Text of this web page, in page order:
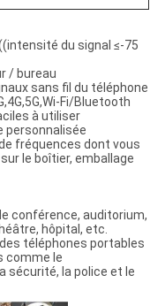
du signal ≤-75
/ bureau
sans fil du téléphone
Fi/Bluetooth
à utiliser
personnalisée
fréquences dont vous
le boîtier, emballage
conférence, auditorium,
hôpital, etc.
téléphones portables
comme le
sécurité, la police et le